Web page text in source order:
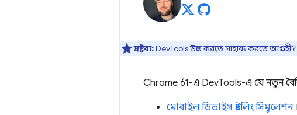
দ্রষ্টব্য:DevTools উন্নত করতে সাহায্য করতে আগ্রহী?
Chrome 61-এ DevTools-এ যে নতুন
মোবাইল ডিভাইস থ্রটলিং সিমুলেশন